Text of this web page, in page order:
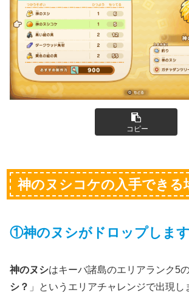
コピー
神のヌシコケの入手できる
①神のヌシがドロップします
神のヌシはキーバ諸島のエリアランク5
シ？ 」というエリアチャレンジで出現し